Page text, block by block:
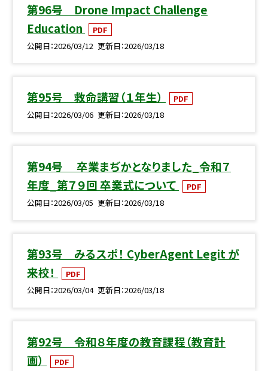
第96号 Drone Impact Challenge
Education
PDF
公開日 2026/03/12 更新日 2026/03/18
第95号 救命講習（１年生）
PDF
公開日 2026/03/06 更新日 2026/03/18
第94号 卒業まぢかとなりました_令和７
年度_第７９回 卒業式について
PDF
公開日 2026/03/05 更新日 2026/03/18
第93号 みるスポ！ CyberAgent Legit が
来校！
PDF
公開日 2026/03/04 更新日 2026/03/18
第92号 令和８年度の教育課程（教育計
画）
PDF